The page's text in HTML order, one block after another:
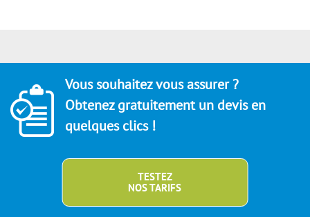
Vous souhaitez vous assurer ?
Obtenez gratuitement un devis en
quelques clics !
TESTEZ
NOS TARIFS